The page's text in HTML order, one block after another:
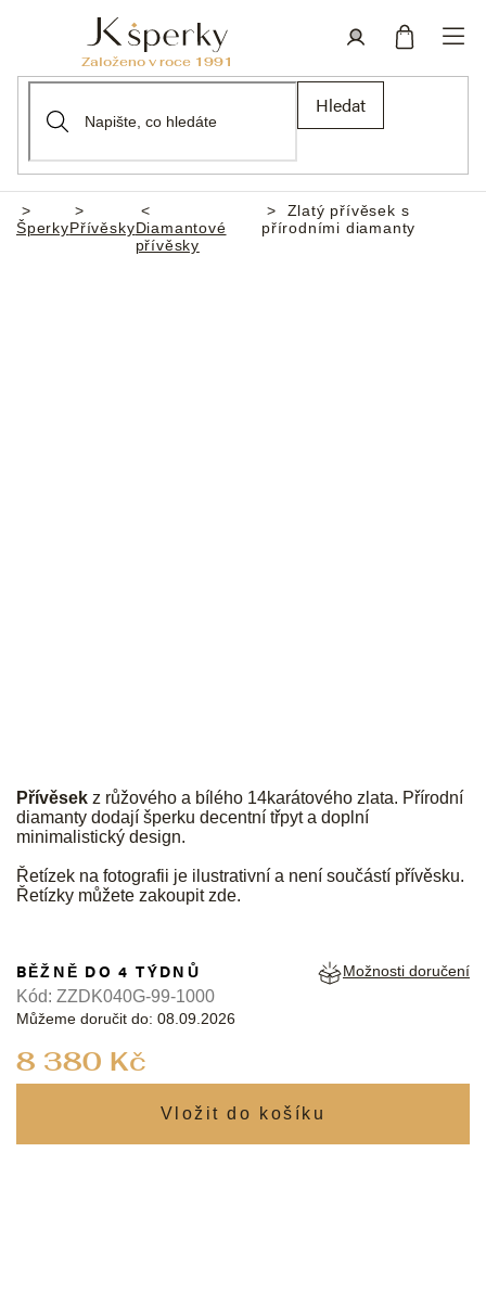
Hledat
Domů
ŠperkyPřívěskyDiamantové
přívěsky
Zlatý přívěsek s
přírodními diamanty
Přívěsek z růžového a bílého 14karátového zlata. Přírodní
diamanty dodají šperku decentní třpyt a doplní
minimalistický design.
Řetízek na fotografii je ilustrativní a není součástí přívěsku.
Řetízky můžete zakoupitzde.
8 380 Kč
BĚŽNĚ DO 4 TÝDNŮ
Můžeme doručit do: 08.09.2026
Možnosti doručení
Kód: ZZDK040G-99-1000